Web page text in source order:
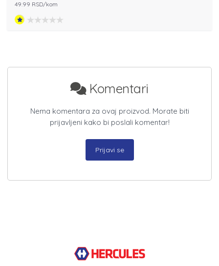
49.99 RSD/kom
Komentari
Nema komentara za ovaj proizvod. Morate biti
prijavljeni kako bi poslali komentar!
Prijavi se